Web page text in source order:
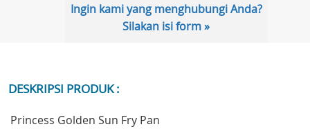
Ingin kami yang menghubungi Anda?
Silakan isi form »
DESKRIPSI PRODUK :
Princess Golden Sun Fry Pan